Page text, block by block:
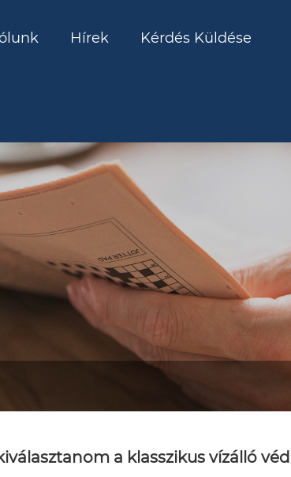
Hírek Kérdés Küldése
a klasszikus vízálló